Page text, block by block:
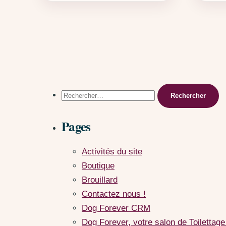
Rechercher :
Pages
Activités du site
Boutique
Brouillard
Contactez nous !
Dog Forever CRM
Dog Forever, votre salon de